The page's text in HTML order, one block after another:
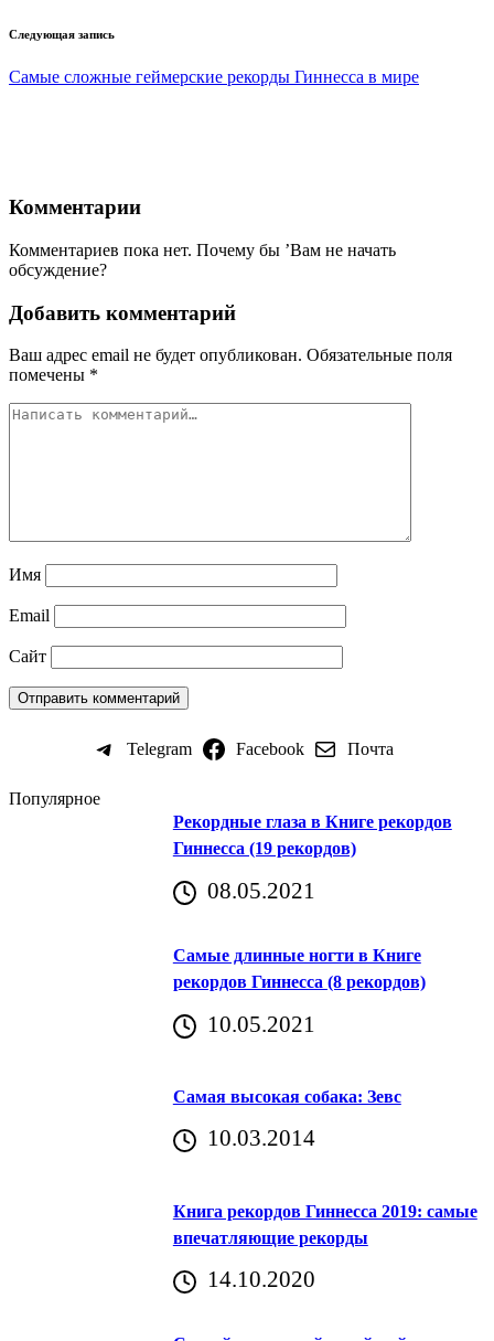
Следующая запись
Самые сложные геймерские рекорды Гиннесса в мире
Комментарии
Комментариев пока нет. Почему бы ’Вам не начать
обсуждение?
Добавить комментарий
Ваш адрес email не будет опубликован. Обязательные поля
помечены *
Имя
Email
Сайт
Telegram Facebook Почта
Популярное
Рекордные глаза в Книге рекордов
Гиннесса (19 рекордов)
08.05.2021
Самые длинные ногти в Книге
рекордов Гиннесса (8 рекордов)
10.05.2021
Самая высокая собака: Зевс
10.03.2014
Книга рекордов Гиннесса 2019: самые
впечатляющие рекорды
14.10.2020